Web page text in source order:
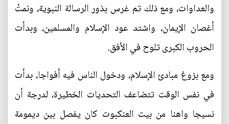
والعداوات، ومع ذلك تم غرس بذور الرسالة النبوية، ونمتْ
أغصان الإيمان، واشتد عود الإسلام والمسلمين، وبدأت
الحروب الكبرى تلوح في الأفق.
ومع بزوغ مبادئ الإسلام، ودخول الناس فيه أفواجا، بدأت
في نفس الوقت تتضاعف التحديات الخطيرة، لدرجة أن
نسيجا واهنا من بيت العنكبوت كان يفصل بين ديمومة